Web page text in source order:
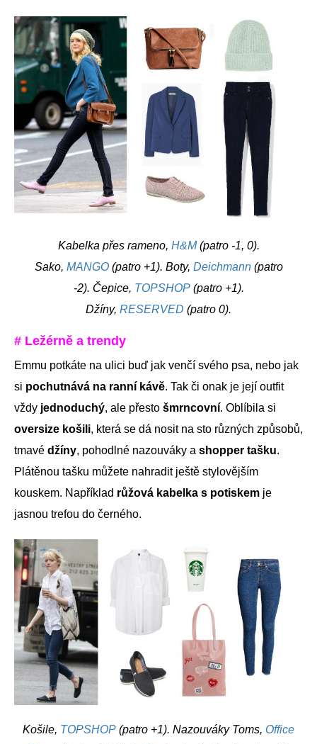
Kabelka přes rameno, H&M(patro -1, 0).
Sako, MANGO(patro +1). Boty, Deichmann(patro
-2). Čepice, TOPSHOP(patro +1).
Džíny, RESERVED (patro 0).
# Ležérně a trendy
Emmu potkáte na ulici buď jak venčí svého psa, nebo jak
si pochutnává na ranní kávě. Tak či onak je její outfit
vždy jednoduchý, ale přesto šmrncovní. Oblíbila si
oversize košili, která se dá nosit na sto různých způsobů,
tmavé džíny, pohodlné nazouváky a shopper tašku.
Plátěnou tašku můžete nahradit ještě stylovějším
kouskem. Například růžová kabelka s potiskem je
jasnou trefou do černého.
Košile, TOPSHOP (patro +1). Nazouváky Toms, Office